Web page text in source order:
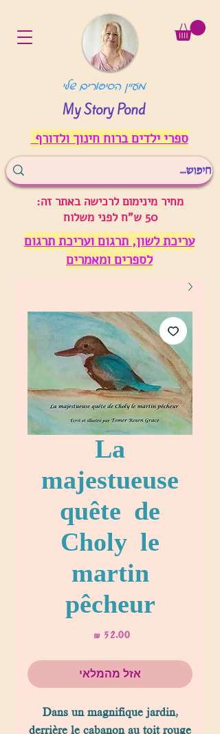
מעיין הסיפורים שלי
My Story Pond
ספרי ילדים ברוח חינוך ולדורף
עריכת לשון, תרגום ועריכת תרגום
לספרים ומאמרים
מחיר מינימום לרכישה באתר זה:
50 ש"ח לפני משלוח
La
majestueuse
quête de
Choly le
martin
pêcheur
אזל מהמלאי
Dans un magnifique jardin,
derrière le cabanon au toit rouge